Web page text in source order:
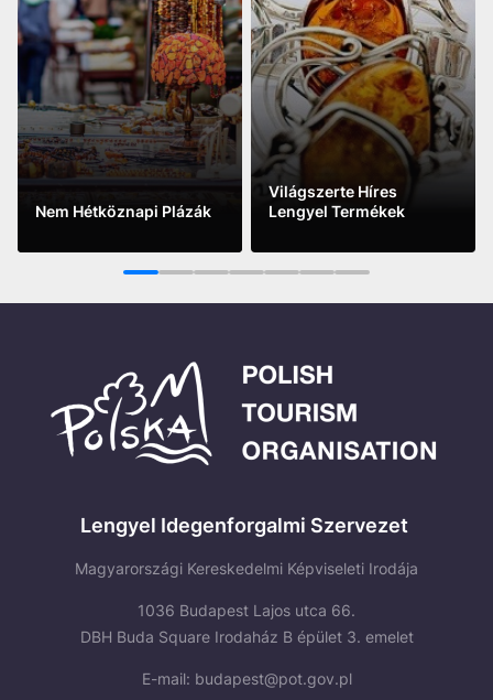
Nem Hétköznapi Plázák
See more
Világszerte Híres
Lengyel Termékek
See more
1 2 3 4 5 6 7
Lengyel Idegenforgalmi Szervezet
Magyarországi Kereskedelmi Képviseleti Irodája
1036 Budapest Lajos utca 66.
DBH Buda Square Irodaház B épület 3. emelet
E-mail: budapest@pot.gov.pl